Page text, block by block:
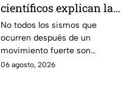
científicos explican las
diferencias entre
enjambre sísmico y
réplicas
No todos los sismos que
ocurren después de un
movimiento fuerte son
réplicas. Científicos explican
06 agosto, 2026